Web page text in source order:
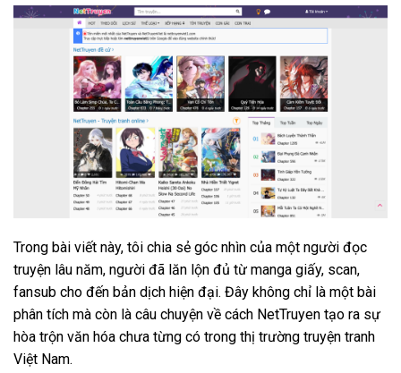
Trong bài viết này, tôi chia sẻ góc nhìn của một người đọc
truyện lâu năm, người đã lăn lộn đủ từ manga giấy, scan,
fansub cho đến bản dịch hiện đại. Đây không chỉ là một bài
phân tích mà còn là câu chuyện về cách NetTruyen tạo ra sự
hòa trộn văn hóa chưa từng có trong thị trường truyện tranh
Việt Nam.